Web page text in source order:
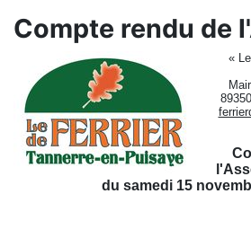
Compte rendu de
«
du samedi 15